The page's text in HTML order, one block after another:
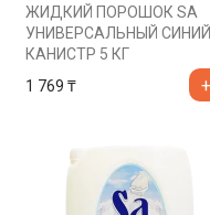
ЖИДКИЙ ПОРОШОК SA
УНИВЕРСАЛЬНЫЙ СИНИЙ
КАНИСТР 5 КГ
1 769 ₸